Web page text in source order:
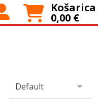
Košarica
0,00 €